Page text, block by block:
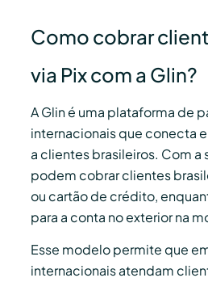
Como cobrar
via Pix com a Glin?
A Glin é uma plataforma de
internacionais que conecta
a clientes brasileiros. Com a
podem cobrar clientes
ou cartão de crédito,
para a conta no exterior na
Esse modelo permite que
internacionais atendam